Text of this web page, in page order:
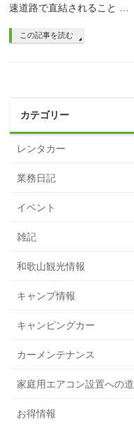
速道路で直結されること …
この記事を読む
カテゴリー
レンタカー
業務日記
イベント
雑記
和歌山観光情報
キャンプ情報
キャンピングカー
カーメンテナンス
家庭用エアコン設置への道
お得情報